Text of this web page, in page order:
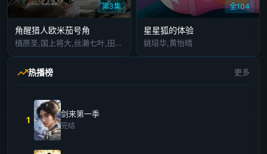
第3集
角醒猎人欧米茄号角
楢原圣,国上将大,丝濑七叶,田鹤翔吾,小西咏斗,光宗薰,桜庭大翔,三浦舞华,加藤清史郎,长田光平,潘惠美
全104
星星狐的体验
姚培华,黄怡晴
热播榜 更多
1
剑来第一季
完结